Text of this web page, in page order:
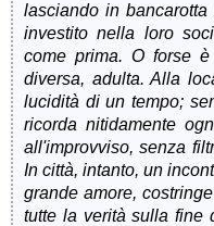
lasciando in
investito nella loro
come prima. O forse
diversa, adulta. Alla
lucidità di un tempo;
ricorda nitidamente
all'improvviso, senza
In città, intanto, un
grande amore,
tutte la verità sulla fine